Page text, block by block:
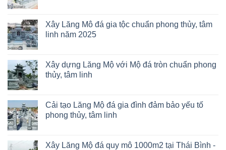
Xây Lăng Mô đá gia tộc chuẩn phong thủy, tâm
linh năm 2025
Xây dựng Lăng Mộ với Mộ đá tròn chuẩn phong
thủy, tâm linh
Cải tạo Lăng Mộ đá gia đình đảm bảo yếu tố
phong thủy, tâm linh
Xây Lăng Mộ đá quy mô 1000m2 tại Thái Bình -